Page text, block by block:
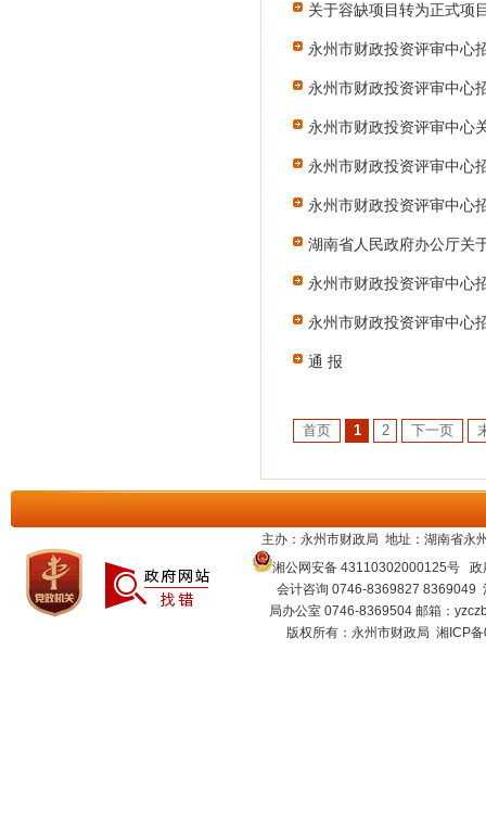
关于容缺项目转为正式项
永州市财政投资评审中心
永州市财政投资评审中心
永州市财政投资评审中心
永州市财政投资评审中心
永州市财政投资评审中心
湖南省人民政府办公厅关
办发〔2020〕34号）
永州市财政投资评审中心
永州市财政投资评审中心
通 报
首页 1 2 下一页
主办：永州市财政局 地址：湖南省永
湘公网安备 43110302000125号 政
会计咨询 0746-8369827 8369049
局办公室 0746-8369504 邮箱：
版权所有：永州市财政局 湘ICP